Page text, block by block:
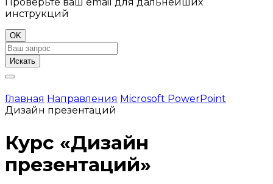
Проверьте ваш email для дальнейших
инструкций
OK
Искать
Главная Направления Microsoft PowerPoint
Дизайн презентаций
Курс «Дизайн
презентаций»